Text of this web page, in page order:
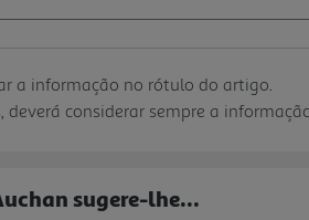
a informação no rótulo do artigo.
considerar sempre a
sugere-lhe...